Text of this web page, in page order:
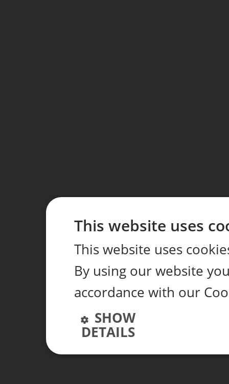
This website uses
This website uses
By using our website
accordance with our
SHOW
DETAILS